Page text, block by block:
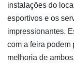
instalações do
esportivos e os
impressionantes.
com a feira podem
melhoria de